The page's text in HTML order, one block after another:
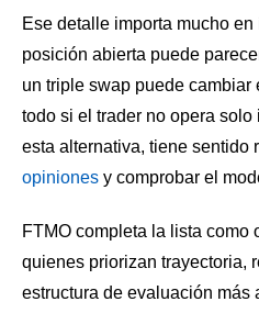
Ese detalle importa mucho
posición abierta puede
un triple swap puede cambiar
todo si el trader no opera
esta alternativa, tiene sentido
opiniones y comprobar el
FTMO completa la lista como
quienes priorizan trayectoria,
estructura de evaluación más